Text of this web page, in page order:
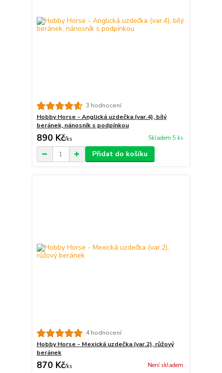
3 hodnocení
Hobby Horse - Anglická uzdečka (var.4), bílý
beránek, nánosník s podpínkou
890 Kč/ks Skladem 5 ks
Přidat do košíku
4 hodnocení
Hobby Horse - Mexická uzdečka (var.2), růžový
beránek
870 Kč/ks Není skladem